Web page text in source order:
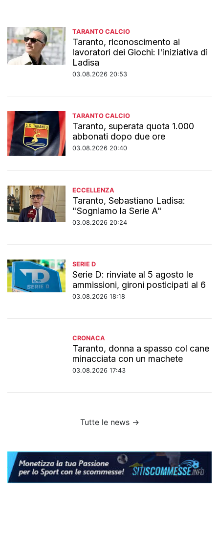
TARANTO CALCIO
Taranto, riconoscimento ai
lavoratori dei Giochi: l'iniziativa di
Ladisa
03.08.2026 20:53
TARANTO CALCIO
Taranto, superata quota 1.000
abbonati dopo due ore
03.08.2026 20:40
ECCELLENZA
Taranto, Sebastiano Ladisa:
"Sogniamo la Serie A"
03.08.2026 20:24
SERIE D
Serie D: rinviate al 5 agosto le
ammissioni, gironi posticipati al 6
03.08.2026 18:18
CRONACA
Taranto, donna a spasso col cane
minacciata con un machete
03.08.2026 17:43
Tutte le news →